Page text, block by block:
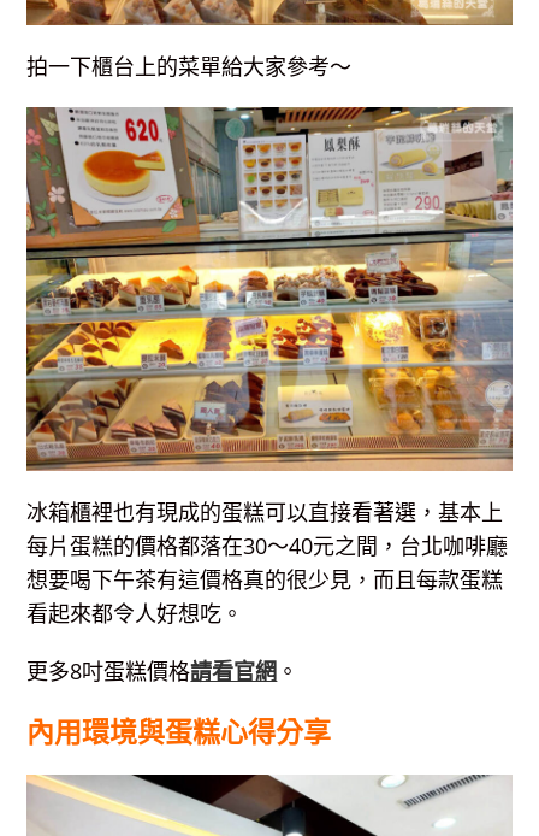
拍一下櫃台上的菜單給大家參考～
冰箱櫃裡也有現成的蛋糕可以直接看著選，基本上
每片蛋糕的價格都落在30～40元之間，台北咖啡廳
想要喝下午茶有這價格真的很少見，而且每款蛋糕
看起來都令人好想吃。
更多8吋蛋糕價格請看官網 。
內用環境與蛋糕心得分享